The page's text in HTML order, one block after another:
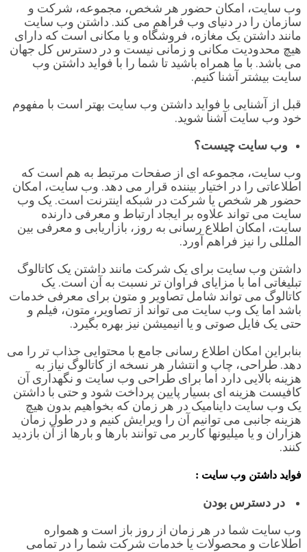
وب سایت، امکان حضور هر شخص، مجموعه، شرکت و
سازمان را در دنیای وب فراهم می کند. داشتن وب سایت
مانند داشتن یک مغازه، فروشگاه و یا مکانی است که دارای
هیچ محدودیت مکانی و زمانی نیست و در دسترس کل جهان
می باشد. با ما همراه باشید تا شما را با فواید داشتن وب
سایت بیشتر آشنا کنیم.
قبل از آشنایی با فواید داشتن وب سایت بهتر است با مفهوم
خود وب سایت آشنا شوید.
وب سایت چیست؟
وب سایت، مجموعه ای از صفحات مرتبط به هم است که
اطلاعاتی را در اختیار بیننده قرار می دهد. وب سایت، امکان
حضور هر شخص یا شرکت در شبکه اینترنت است. یک وب
سایت می تواند علاوه بر ایجاد ارتباط و معرفی دارنده
سایت، امکان اطلاع رسانی به روز، بازاریابی و معرفی بین
المللی را نیز فراهم آورد.
داشتن وب سایت برای یک شرکت مانند داشتن یک کاتالوگ
تبلیغاتی اما با مزایای فراوان تر نسبت به آن است. یک
کاتالوگ می تواند شامل تصاویر و متون برای معرفی خدمات
باشد اما یک وب سایت می تواند از تصاویر، متون، فیلم و
حتی یک فایل صوتی و یا انیمیشن نیز بهره بگیرد.
بنابراین امکان اطلاع رسانی جامع با محتوایی جذاب تر را می
دهد. طراحی، چاپ و انتشار هر نسخه از کاتالوگ نیاز به
هزینه بالایی دارد اما برای طراحی وب سایت و نگهداری آن
کافیست هزینه ای بسیار پایین پرداخت شود و حتی با داشتن
یک وب سایت داینامیک در هر زمان که بخواهیم بدون هیچ
هزینه جانبی می توانیم آن را ویرایش کنیم و در طول زمان
هزاران و یا میلیونها کاربر می توانند بارها و بارها از آن بازدید
کنند.
فواید داشتن وب سایت :
در دسترس بودن
وب سایت شما در هر زمان از روز باز است و همواره
اطلاعات و محصولات یا خدمات شرکت شما را در تمامی